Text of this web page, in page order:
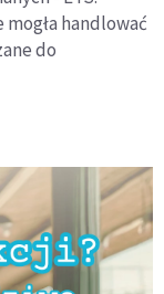
mogła handlować
do